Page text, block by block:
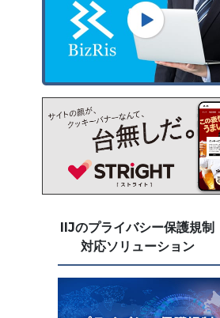
IIJのプライバシー保護規制
対応ソリューション